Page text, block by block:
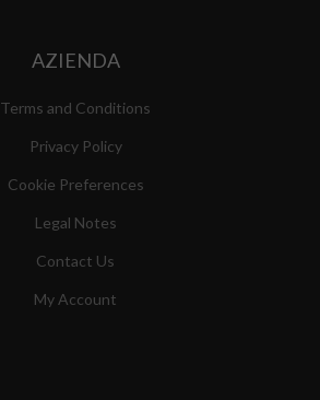
AZIENDA
Terms and Conditions
Privacy Policy
Cookie Preferences
Legal Notes
Contact Us
My Account